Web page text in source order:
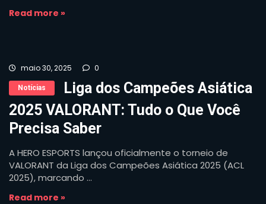
Read more »
maio 30, 2025 0
Notícias
Liga dos Campeões Asiática
2025 VALORANT: Tudo o Que Você
Precisa Saber
A HERO ESPORTS lançou oficialmente o torneio de
VALORANT da Liga dos Campeões Asiática 2025 (ACL
2025), marcando ...
Read more »